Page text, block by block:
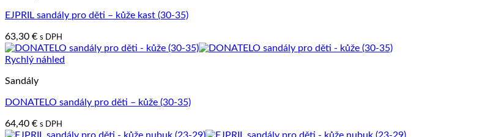
EJPRIL sandály pro děti – kůže kast (30-35)
63,30 € s DPH
Rychlý náhled
Sandály
DONATELO sandály pro děti – kůže (30-35)
64,40 € s DPH